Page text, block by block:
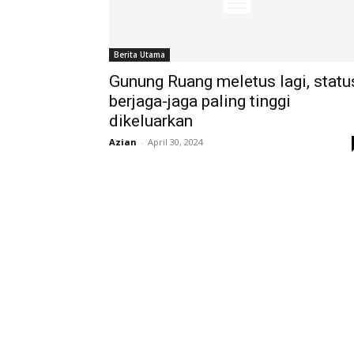
Berita Utama
Gunung Ruang meletus lagi,
berjaga-jaga paling tinggi
dikeluarkan
Azian - April 30, 2024